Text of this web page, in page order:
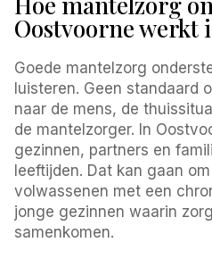
Oostvoorne werkt
Goede mantelzorg
luisteren. Geen standaard
naar de mens, de
de mantelzorger. In
gezinnen, partners en
leeftijden. Dat kan gaan
volwassenen met een
jonge gezinnen waarin
samenkomen.